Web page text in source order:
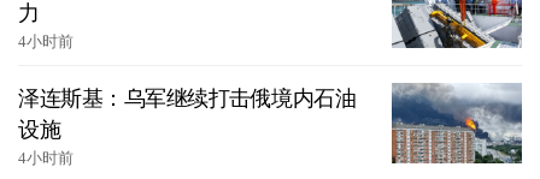
力
4小时前
泽连斯基：乌军继续打击俄境内石油
设施
4小时前